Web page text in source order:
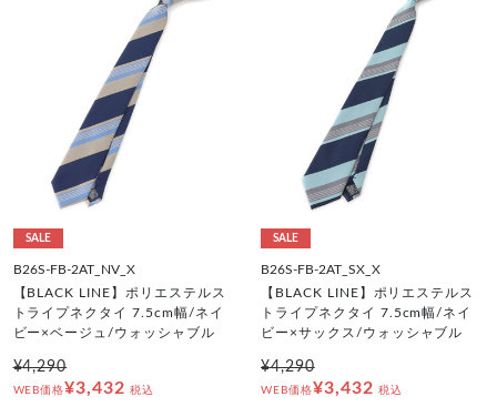
SALE
B26S-FB-2AT_NV_X
【BLACK LINE】ポリエステルス
トライプネクタイ 7.5cm幅/ネイ
ビー×ベージュ/ウォッシャブル
¥4,290
WEB価格¥3,432 税込
SALE
B26S-FB-2AT_SX_X
【BLACK LINE】ポリエステルス
トライプネクタイ 7.5cm幅/ネイ
ビー×サックス/ウォッシャブル
¥4,290
WEB価格¥3,432 税込